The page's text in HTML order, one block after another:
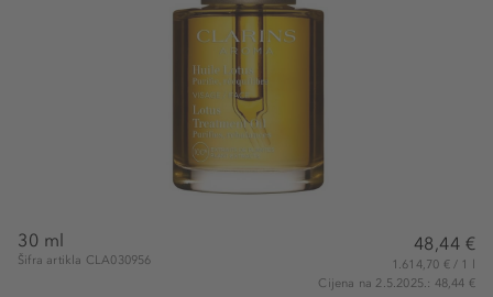
30 ml
Šifra artikla CLA030956
48,44 €
1.614,70 € / 1 l
Cijena na 2.5.2025.: 48,44 €